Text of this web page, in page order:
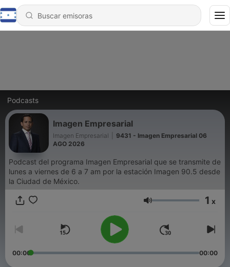
Podcasts
Imagen Empresarial
Imagen Empresarial
9431 - Imagen Empresarial 06
AGO 2026
Podcast del programa Imagen Empresarial que se transmite de
lunes a viernes de 6 a 7 am por la estación Imagen 90.5 desde
la Ciudad de México.
Volumen 1 x
00:00 00:00